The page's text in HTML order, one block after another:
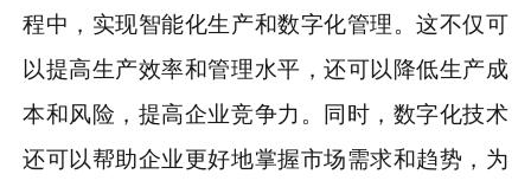
程中，实现智能化生产和数字化管理。这不仅可
以提高生产效率和管理水平，还可以降低生产成
本和风险，提高企业竞争力。同时，数字化技术
还可以帮助企业更好地掌握市场需求和趋势，为